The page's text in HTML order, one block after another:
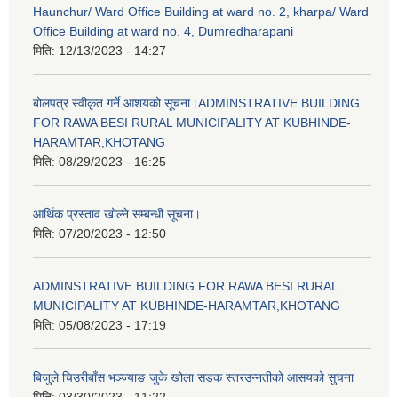
Haunchur/ Ward Office Building at ward no. 2, kharpa/ Ward
Office Building at ward no. 4, Dumredharapani
मिति: 12/13/2023 - 14:27
बोलपत्र स्वीकृत गर्ने आशयको सूचना।ADMINSTRATIVE BUILDING
FOR RAWA BESI RURAL MUNICIPALITY AT KUBHINDE-
HARAMTAR,KHOTANG
मिति: 08/29/2023 - 16:25
आर्थिक प्रस्ताव खोल्ने सम्बन्धी सूचना।
मिति: 07/20/2023 - 12:50
ADMINSTRATIVE BUILDING FOR RAWA BESI RURAL
MUNICIPALITY AT KUBHINDE-HARAMTAR,KHOTANG
मिति: 05/08/2023 - 17:19
बिजुले चिउरीबाँस भञ्ज्याङ जुके खोला सडक स्तरउन्नतीको आसयको सुचना